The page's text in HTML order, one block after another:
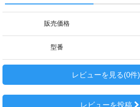
販売価格
型番
レビューを見る(0件)
レビューを投稿